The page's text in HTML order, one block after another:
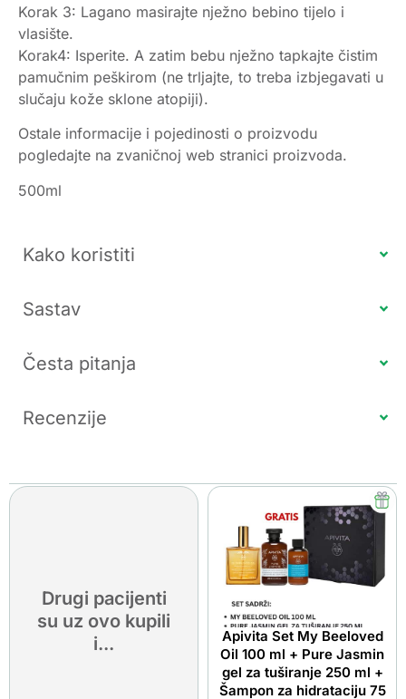
Korak 3: Lagano masirajte nježno bebino tijelo i
vlasište.
Korak4: Isperite. A zatim bebu nježno tapkajte čistim
pamučnim peškirom (ne trljajte, to treba izbjegavati u
slučaju kože sklone atopiji).
Ostale informacije i pojedinosti o proizvodu
pogledajte na zvaničnoj web stranici proizvoda.
500ml
Kako koristiti
Sastav
Česta pitanja
Recenzije
Drugi pacijenti
su uz ovo kupili
i...
Apivita Set My Beeloved
Oil 100 ml + Pure Jasmin
gel za tuširanje 250 ml +
Šampon za hidrataciju 75